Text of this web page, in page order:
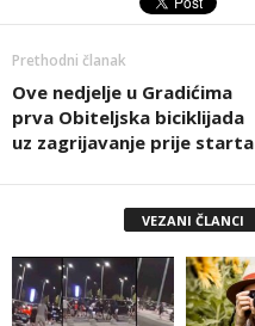
Prethodni članak
Ove nedjelje u Gradićima
prva Obiteljska biciklijada
uz zagrijavanje prije starta
VEZANI ČLANCI